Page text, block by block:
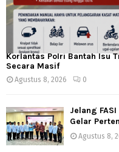
Korlantas Polri Bantah Isu
Secara Masif
Agustus 8, 2026 0
Jelang
Gelar
Agustus 8,